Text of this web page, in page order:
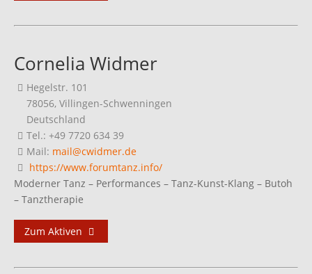
Cornelia Widmer
Hegelstr. 101
78056, Villingen-Schwenningen
Deutschland
Tel.: +49 7720 634 39
Mail: mail@cwidmer.de
https://www.forumtanz.info/
Moderner Tanz – Performances – Tanz-Kunst-Klang – Butoh
– Tanztherapie
Zum Aktiven